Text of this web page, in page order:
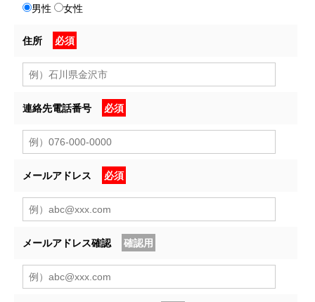
男性 女性
住所 必須
連絡先電話番号 必須
メールアドレス 必須
メールアドレス確認 確認用